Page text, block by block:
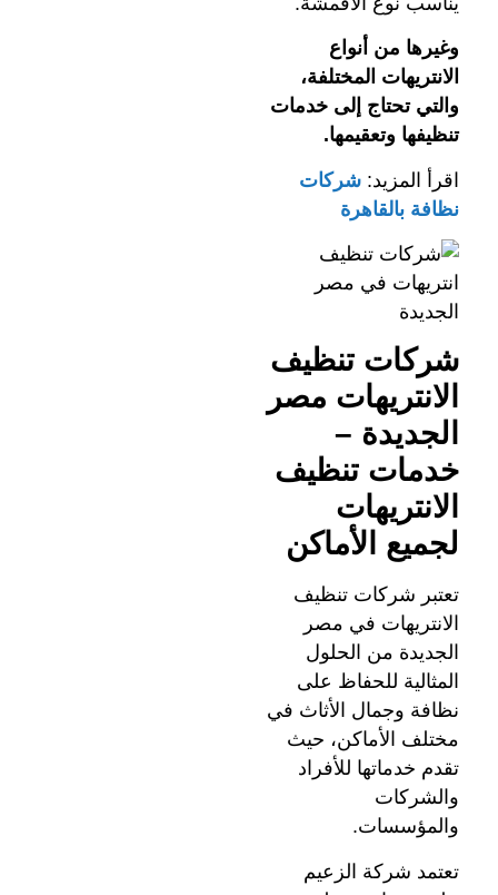
وغيرها من أنواع
الانتريهات المختلفة،
والتي تحتاج إلى خدمات
تنظيفها وتعقيمها.
اقرأ المزيد: شركات
نظافة بالقاهرة
شركات تنظيف
الانتريهات مصر
الجديدة –
خدمات تنظيف
الانتريهات
لجميع الأماكن
تعتبر شركات تنظيف
الانتريهات في مصر
الجديدة من الحلول
المثالية للحفاظ على
نظافة وجمال الأثاث في
مختلف الأماكن، حيث
تقدم خدماتها للأفراد
والشركات
والمؤسسات.
تعتمد شركة الزعيم